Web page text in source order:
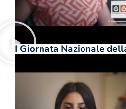
I Giornata Nazionale